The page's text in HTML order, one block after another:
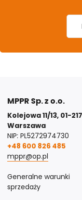
MPPR Sp. z o.o.
Kolejowa 11/13, 01-217
Warszawa
NIP: PL5272974730
+48 600 826 485
mppr@op.pl
Generalne warunki
sprzedaży